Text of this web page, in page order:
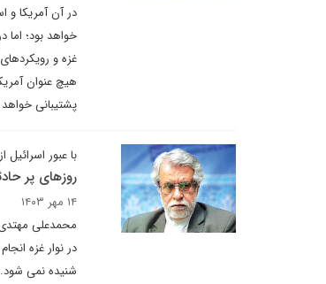
در آن آمریکا و
خواهد بود؛ اما
غزه و
هیچ عنوان
پشتیبانی خواهد
با عبور
روزهای پر
۱۴ مهر ۱۴۰۳
محمدعلی
در نوار غزه
شنیده نمی